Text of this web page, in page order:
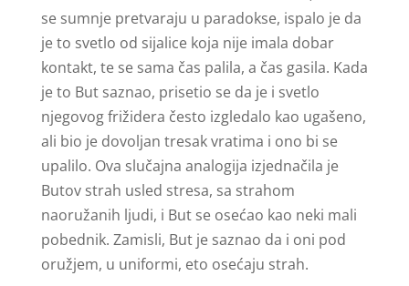
se sumnje pretvaraju u paradokse, ispalo je da
je to svetlo od sijalice koja nije imala dobar
kontakt, te se sama čas palila, a čas gasila. Kada
je to But saznao, prisetio se da je i svetlo
njegovog frižidera često izgledalo kao ugašeno,
ali bio je dovoljan tresak vratima i ono bi se
upalilo. Ova slučajna analogija izjednačila je
Butov strah usled stresa, sa strahom
naoružanih ljudi, i But se osećao kao neki mali
pobednik. Zamisli, But je saznao da i oni pod
oružjem, u uniformi, eto osećaju strah.